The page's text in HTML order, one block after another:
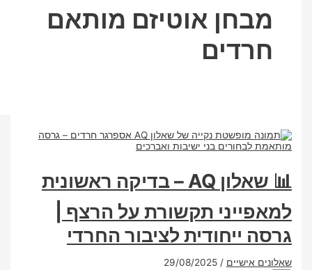
אוטיזם מותאם
📊 שאלון AQ – בדיקה ראשונית
תקשורת על הרצף |
ייחודית לציבור החרדי
אישיים/
29/08/2025